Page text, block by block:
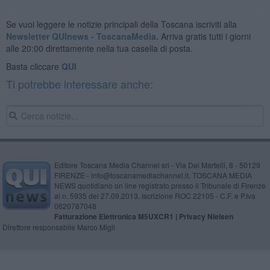
Se vuoi leggere le notizie principali della Toscana iscriviti alla
Newsletter QUInews - ToscanaMedia. Arriva gratis tutti i giorni
alle 20:00 direttamente nella tua casella di posta.
Basta cliccare QUI
Ti potrebbe interessare anche:
Editore Toscana Media Channel srl - Via Dei Martelli, 8 - 50129
FIRENZE - info@toscanamediachannel.it. TOSCANA MEDIA
NEWS quotidiano on line registrato presso il Tribunale di Firenze
al n. 5935 del 27.09.2013. Iscrizione ROC 22105 - C.F. e P.Iva
0620787048
Fatturazione Elettronica M5UXCR1 | Privacy Nielsen
Direttore responsabile Marco Migli